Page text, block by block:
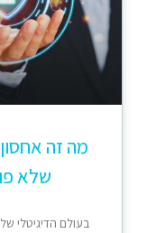
מה זה
שלא
בעולם הדיגיטלי